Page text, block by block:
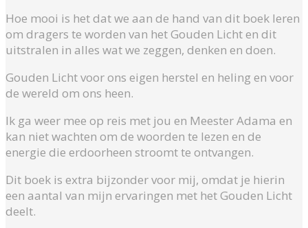
Hoe mooi is het dat we aan de hand van dit boek leren
om dragers te worden van het Gouden Licht en dit
uitstralen in alles wat we zeggen, denken en doen.
Gouden Licht voor ons eigen herstel en heling en voor
de wereld om ons heen.
Ik ga weer mee op reis met jou en Meester Adama en
kan niet wachten om de woorden te lezen en de
energie die erdoorheen stroomt te ontvangen.
Dit boek is extra bijzonder voor mij, omdat je hierin
een aantal van mijn ervaringen met het Gouden Licht
deelt.